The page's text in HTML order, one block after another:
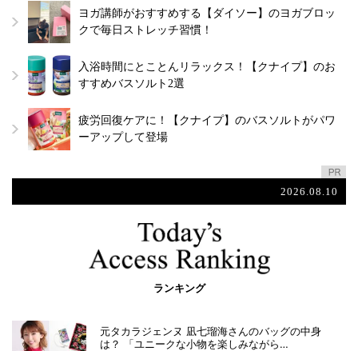
ヨガ講師がおすすめする【ダイソー】のヨガブロッ
クで毎日ストレッチ習慣！
入浴時間にとことんリラックス！【クナイプ】のお
すすめバスソルト2選
疲労回復ケアに！【クナイプ】のバスソルトがパワ
ーアップして登場
2026.08.10
ランキング
元タカラジェンヌ 凪七瑠海さんのバッグの中身
は？ 「ユニークな小物を楽しみながら…